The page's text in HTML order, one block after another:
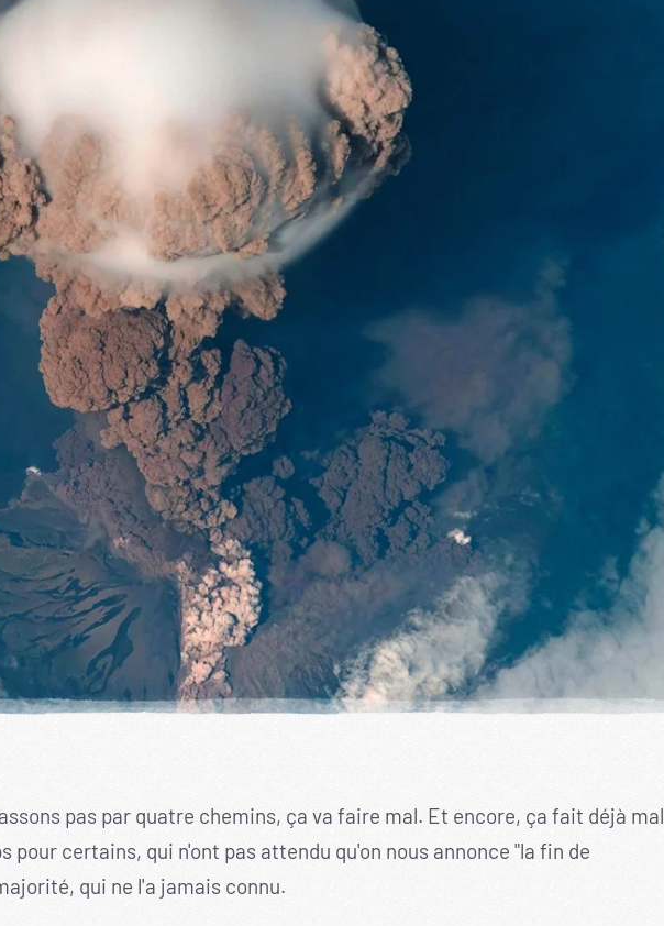
pas par quatre chemins, ça va faire mal. Et encore, ça fait déjà mal
pour certains, qui n'ont pas attendu qu'on nous annonce "la fin de
qui ne l'a jamais connu.